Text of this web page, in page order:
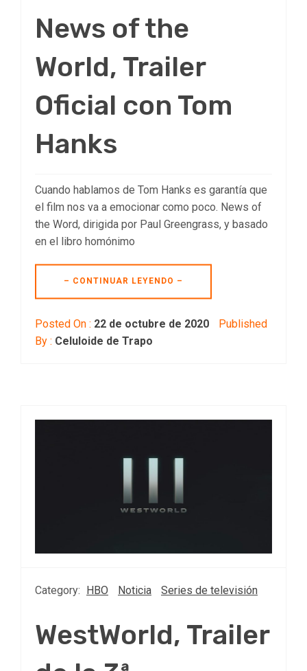
News of the
World, Trailer
Oficial con Tom
Hanks
Cuando hablamos de Tom Hanks es garantía que
el film nos va a emocionar como poco. News of
the Word, dirigida por Paul Greengrass, y basado
en el libro homónimo
– CONTINUAR LEYENDO –
Posted On : 22 de octubre de 2020
Published
By : Celuloide de Trapo
Category: HBO Noticia Series de televisión
WestWorld, Trailer